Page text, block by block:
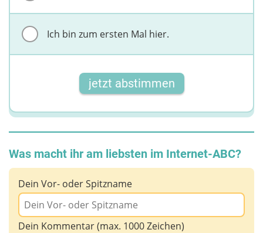
Ich bin zum ersten Mal hier.
jetzt abstimmen
Was macht ihr am liebsten im Internet-ABC?
Dein Vor- oder Spitzname
Dein Kommentar (max. 1000 Zeichen)